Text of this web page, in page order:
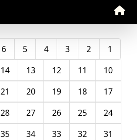
1
2
3
4
5
6
10
11
12
13
14
17
18
19
20
21
24
25
26
27
28
31
32
33
34
35